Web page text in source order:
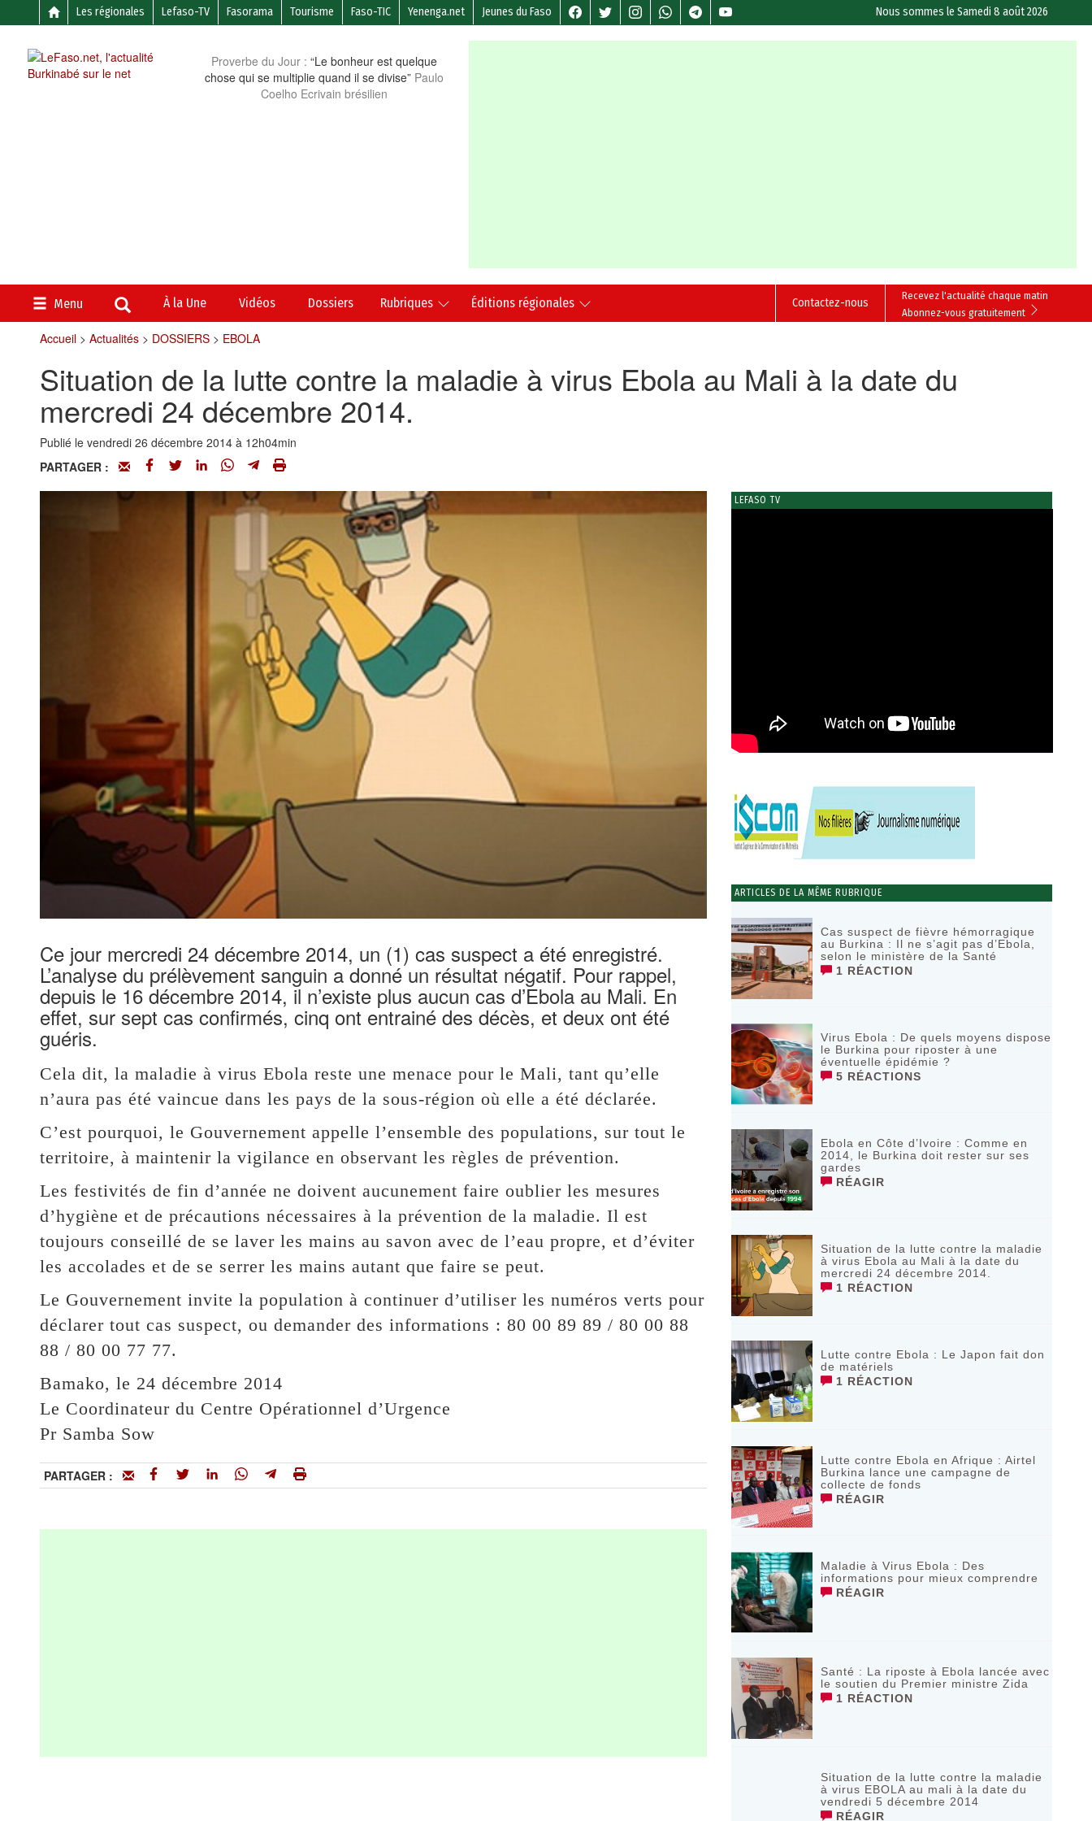
Les régionales Lefaso-TV Fasorama Tourisme Faso-TIC Yenenga.net Jeunes du Faso Nous sommes leSamedi 8 août 2026
Proverbe du Jour : “Le bonheur est quelque
chose qui se multiplie quand il se divise” Paulo
Coelho Ecrivain brésilien
Menu À la Une Vidéos Dossiers Rubriques Éditions régionales
Recevez l'actualité chaque matin
Abonnez-vous gratuitement
Contactez-nous
Accueil> Actualités> DOSSIERS> EBOLA
Situation de la lutte contre la maladie à virus Ebola au Mali à la date du
mercredi 24 décembre 2014.
Publié le vendredi 26 décembre 2014 à 12h04min
PARTAGER :
Ce jour mercredi 24 décembre 2014, un (1) cas suspect a été enregistré.
L’analyse du prélèvement sanguin a donné un résultat négatif. Pour rappel,
depuis le 16 décembre 2014, il n’existe plus aucun cas d’Ebola au Mali. En
effet, sur sept cas confirmés, cinq ont entrainé des décès, et deux ont été
guéris.
Cela dit, la maladie à virus Ebola reste une menace pour le Mali, tant qu’elle
n’aura pas été vaincue dans les pays de la sous-région où elle a été déclarée.
C’est pourquoi, le Gouvernement appelle l’ensemble des populations, sur tout le
territoire, à maintenir la vigilance en observant les règles de prévention.
Les festivités de fin d’année ne doivent aucunement faire oublier les mesures
d’hygiène et de précautions nécessaires à la prévention de la maladie. Il est
toujours conseillé de se laver les mains au savon avec de l’eau propre, et d’éviter
les accolades et de se serrer les mains autant que faire se peut.
Le Gouvernement invite la population à continuer d’utiliser les numéros verts pour
déclarer tout cas suspect, ou demander des informations : 80 00 89 89 / 80 00 88
88 / 80 00 77 77.
Bamako, le 24 décembre 2014
Le Coordinateur du Centre Opérationnel d’Urgence
Pr Samba Sow
PARTAGER :
LEFASO TV
ARTICLES DE LA MÊME RUBRIQUE
Cas suspect de fièvre hémorragique
au Burkina : Il ne s’agit pas d’Ebola,
selon le ministère de la Santé
1 RÉACTION
Virus Ebola : De quels moyens dispose
le Burkina pour riposter à une
éventuelle épidémie ?
5 RÉACTIONS
Ebola en Côte d’Ivoire : Comme en
2014, le Burkina doit rester sur ses
gardes
RÉAGIR
Situation de la lutte contre la maladie
à virus Ebola au Mali à la date du
mercredi 24 décembre 2014.
1 RÉACTION
Lutte contre Ebola : Le Japon fait don
de matériels
1 RÉACTION
Lutte contre Ebola en Afrique : Airtel
Burkina lance une campagne de
collecte de fonds
RÉAGIR
Maladie à Virus Ebola : Des
informations pour mieux comprendre
RÉAGIR
Santé : La riposte à Ebola lancée avec
le soutien du Premier ministre Zida
1 RÉACTION
Situation de la lutte contre la maladie
à virus EBOLA au mali à la date du
vendredi 5 décembre 2014
RÉAGIR